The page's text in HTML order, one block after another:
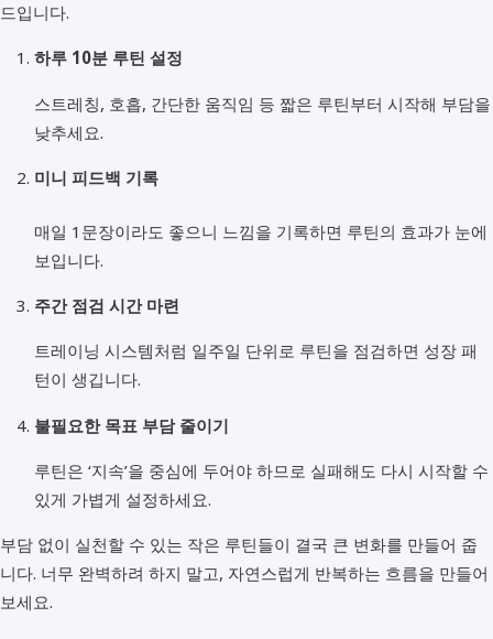
드입니다.
하루 10분 루틴 설정
스트레칭, 호흡, 간단한 움직임 등 짧은 루틴부터 시작해 부담을
낮추세요.
미니 피드백 기록
매일 1문장이라도 좋으니 느낌을 기록하면 루틴의 효과가 눈에
보입니다.
주간 점검 시간 마련
트레이닝 시스템처럼 일주일 단위로 루틴을 점검하면 성장 패
턴이 생깁니다.
불필요한 목표 부담 줄이기
루틴은 ‘지속’을 중심에 두어야 하므로 실패해도 다시 시작할 수
있게 가볍게 설정하세요.
부담 없이 실천할 수 있는 작은 루틴들이 결국 큰 변화를 만들어 줍
니다. 너무 완벽하려 하지 말고, 자연스럽게 반복하는 흐름을 만들어
보세요.